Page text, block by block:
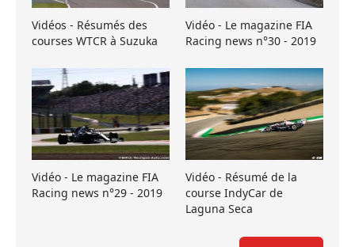
Vidéos - Résumés des
courses WTCR à Suzuka
Vidéo - Le magazine FIA
Racing news n°30 - 2019
Vidéo - Le magazine FIA
Racing news n°29 - 2019
Vidéo - Résumé de la
course IndyCar de
Laguna Seca